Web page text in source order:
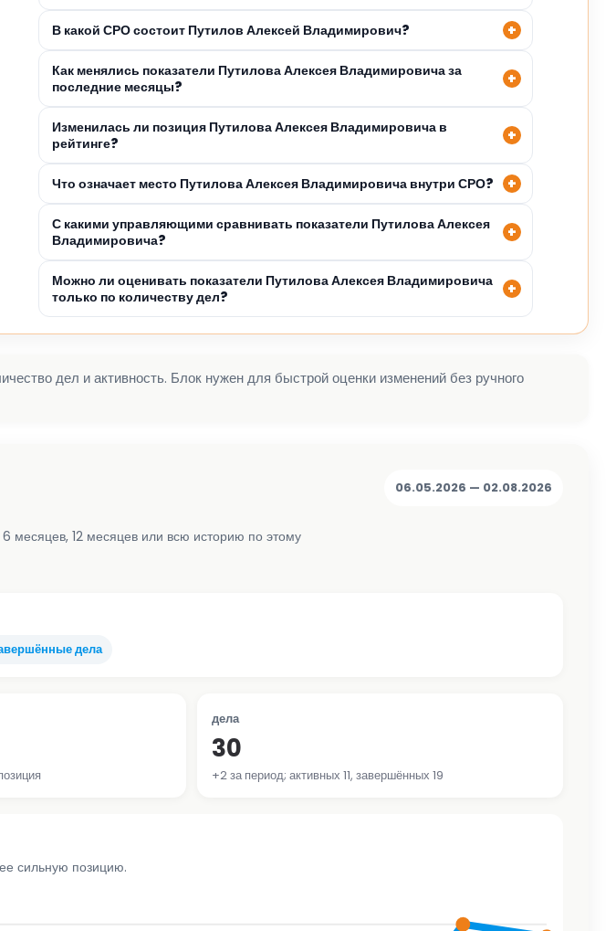
В какой СРО состоит Путилов Алексей Владимирович?
Как менялись показатели Путилова Алексея Владимировича за
последние месяцы?
Изменилась ли позиция Путилова Алексея Владимировича в
рейтинге?
Что означает место Путилова Алексея Владимировича внутри СРО?
С какими управляющими сравнивать показатели Путилова Алексея
Владимировича?
Можно ли оценивать показатели Путилова Алексея Владимировича
только по количеству дел?
дел и активность. Блок нужен для быстрой оценки изменений без ручного
месяцев, 12 месяцев или всю историю по этому
06.05.2026 — 02.08.2026
дела
дела
30
+2 за период; активных 11, завершённых 19
сильную позицию.